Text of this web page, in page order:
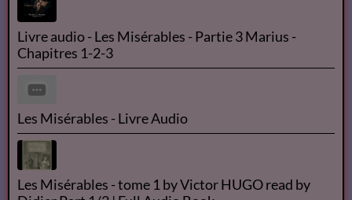
Livre audio - Les Misérables - Partie 3 Marius -
Chapitres 1-2-3
Les Misérables - Livre Audio
Les Misérables - tome 1 by Victor HUGO read by